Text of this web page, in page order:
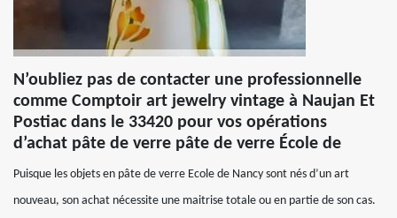
N’oubliez pas de contacter une professionnelle
comme Comptoir art jewelry vintage à Naujan Et
Postiac dans le 33420 pour vos opérations
d’achat pâte de verre pâte de verre École de
Puisque les objets en pâte de verre Ecole de Nancy sont nés d’un art
nouveau, son achat nécessite une maitrise totale ou en partie de son cas.